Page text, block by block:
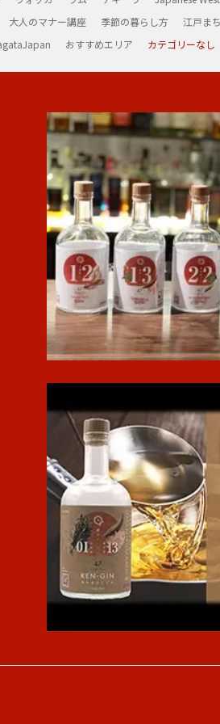
大人のマナー講座 季節の暮らし方 江戸ま
おすすめエリア カテゴリーなし